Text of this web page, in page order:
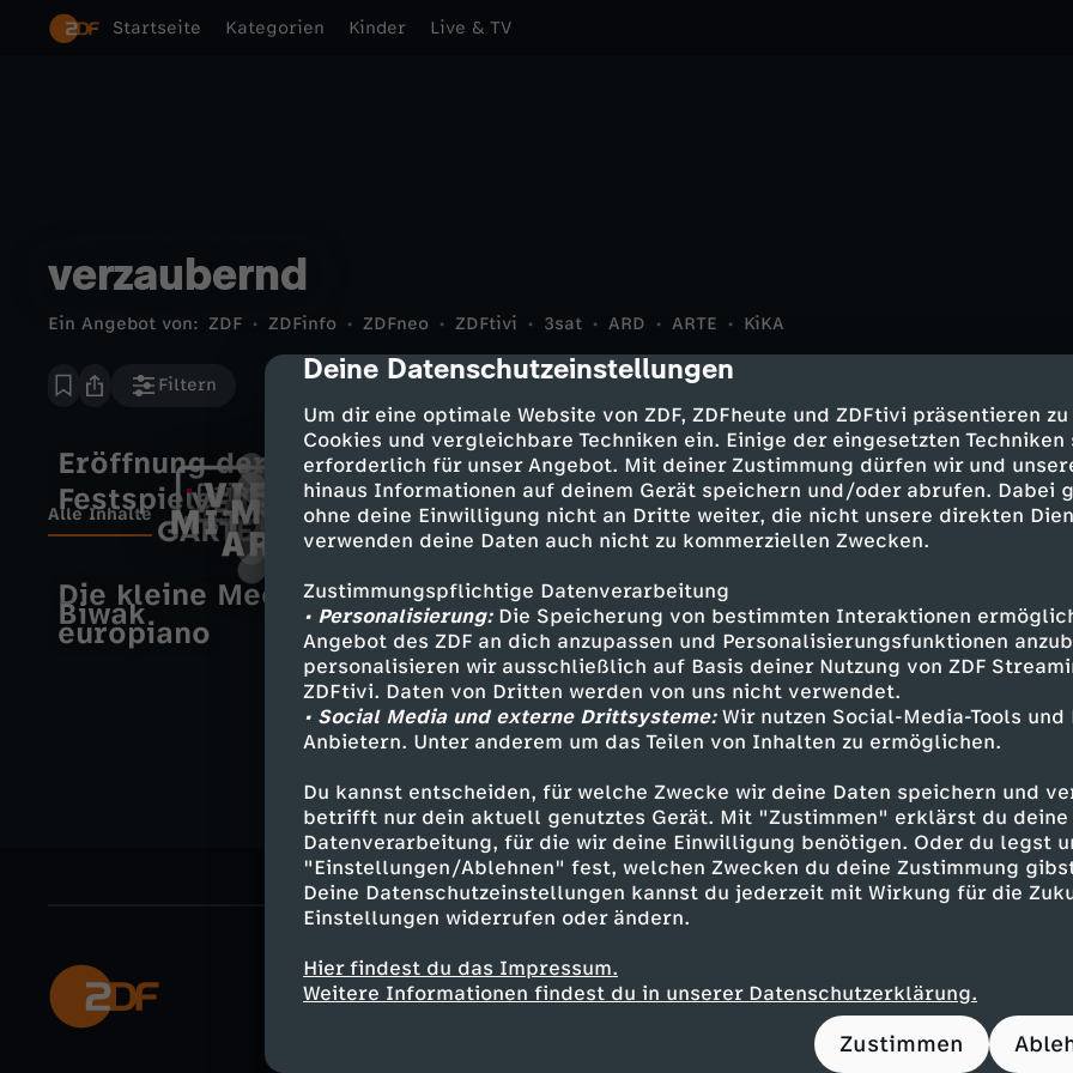
cmp-dialog-description
Deine Datenschutzeinstellungen
Um dir eine optimale Website von ZDF, ZDFheute und ZDFtivi präsentieren
Cookies und vergleichbare Techniken ein. Einige der eingesetzten
erforderlich für unser Angebot. Mit deiner Zustimmung dürfen wir und
hinaus Informationen auf deinem Gerät speichern und/oder abrufen. Dabei
ohne deine Einwilligung nicht an Dritte weiter, die nicht unsere direkten
verwenden deine Daten auch nicht zu kommerziellen Zwecken.
Zustimmungspflichtige Datenverarbeitung
• Personalisierung:Die Speicherung von bestimmten Interaktionen
Angebot des ZDF an dich anzupassen und Personalisierungsfunktionen
personalisieren wir ausschließlich auf Basis deiner Nutzung von ZDF
ZDFtivi. Daten von Dritten werden von uns nicht verwendet.
• Social Media und externe Drittsysteme:Wir nutzen Social-Media-Tools und
Anbietern. Unter anderem um das Teilen von Inhalten zu ermöglichen.
Du kannst entscheiden, für welche Zwecke wir deine Daten speichern und
betrifft nur dein aktuell genutztes Gerät. Mit "Zustimmen" erklärst du deine
Datenverarbeitung, für die wir deine Einwilligung benötigen. Oder du legst
"Einstellungen/Ablehnen" fest, welchen Zwecken du deine Zustimmung
Deine Datenschutzeinstellungen kannst du jederzeit mit Wirkung für die
Einstellungen widerrufen oder ändern.
Hier findest du das Impressum.
Weitere Informationen findest du in unserer Datenschutzerklärung.
Zustimmen
Startseite Kategorien Kinder Live & TV
verzaubernd
Ein Angebot von: ZDF ZDFinfo ZDFneo ZDFtivi 3sat ARD ARTE KiKA
Filtern
Alle Inhalte Reise Natur Märchen Musik Abenteuer Kultur Drama Gesellschaft
Neu
Eröffnung der Salzburger
Festspiele 2026
Eröffnung der Bregenzer
Festspiele 2026
r
Europakonzert 2026 aus
Schloss Esterházy
V
e
e
Die Eröffnung der 76.
Filmfestspiele Berlin
V
-
Noch 4
D
a
s
P
a
r
u
S
Southside Festival
Die kleine Meerjungfrau Hotel-Legenden
Biwak Till Eulenspiegel (1/2)
europiano
Unter weißen Segeln –
Urlaubsfahrt ins Glück
Mehr Inhalte laden
Mehr ZDF
Service
ZDF
Karriere